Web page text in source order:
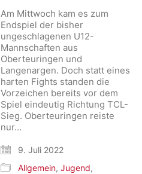
Am Mittwoch kam es zum
Endspiel der bisher
ungeschlagenen U12-
Mannschaften aus
Oberteuringen und
Langenargen. Doch statt eines
harten Fights standen die
Vorzeichen bereits vor dem
Spiel eindeutig Richtung TCL-
Sieg. Oberteuringen reiste
nur…
9. Juli 2022
Allgemein,Jugend,